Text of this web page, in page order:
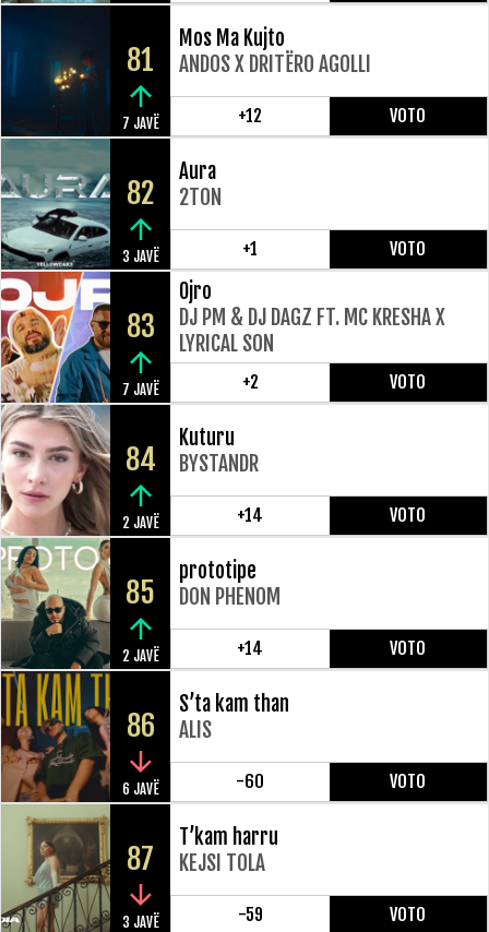
81
7 JAVË
Mos Ma Kujto
ANDOS X DRITËRO AGOLLI
+12 VOTO
82
3 JAVË
Aura
2TON
+1 VOTO
83
7 JAVË
Ojro
DJ PM & DJ DAGZ FT. MC KRESHA X
LYRICAL SON
+2 VOTO
84
2 JAVË
Kuturu
BYSTANDR
+14 VOTO
85
2 JAVË
prototipe
DON PHENOM
+14 VOTO
86
6 JAVË
S’ta kam than
ALIS
-60 VOTO
87
3 JAVË
T’kam harru
KEJSI TOLA
-59 VOTO